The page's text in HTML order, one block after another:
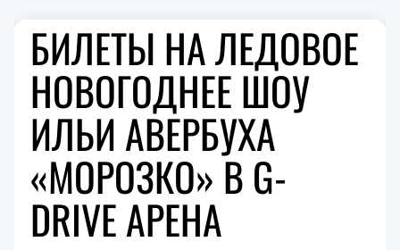
БИЛЕТЫ НА ЛЕДОВОЕ
НОВОГОДНЕЕ ШОУ
ИЛЬИ АВЕРБУХА
«МОРОЗКО» В G-
DRIVE АРЕНА